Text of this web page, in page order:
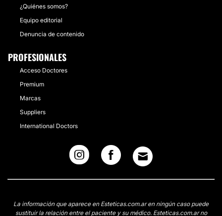
¿Quiénes somos?
Equipo editorial
Denuncia de contenido
PROFESIONALES
Acceso Doctores
Premium
Marcas
Suppliers
International Doctors
La información que aparece en Esteticas.com.ar en ningún caso puede
sustituir la relación entre el paciente y su médico. Esteticas.com.ar no